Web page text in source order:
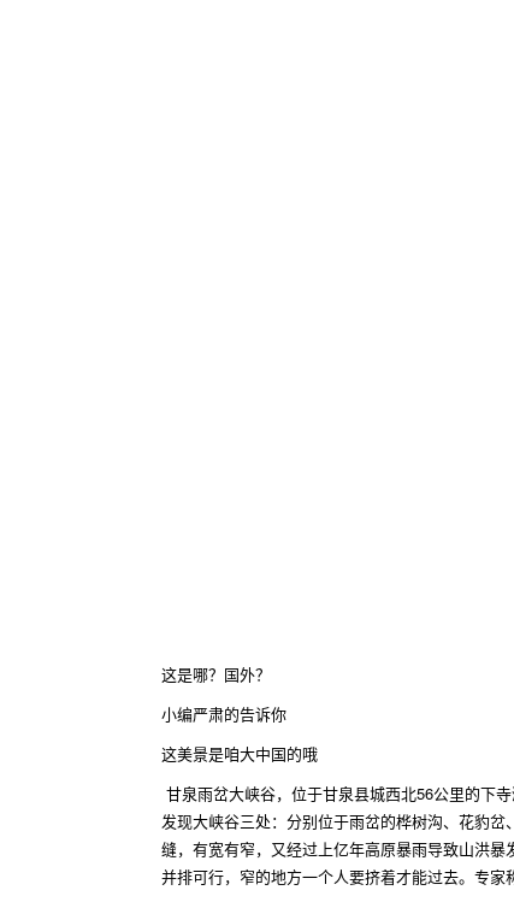
这是哪？国外？
小编严肃的告诉你
这美景是咱大中国的哦
甘泉雨岔大峡谷，位于甘泉县城西北56公里的下
发现大峡谷三处：分别位于雨岔的桦树沟、花豹
缝，有宽有窄，又经过上亿年高原暴雨导致山洪
并排可行，窄的地方一个人要挤着才能过去。专家